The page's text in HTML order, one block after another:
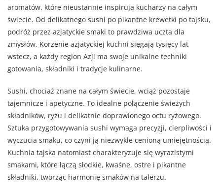
aromatów, które nieustannie inspirują kucharzy na całym
świecie. Od delikatnego sushi po pikantne krewetki po tajsku,
podróż przez azjatyckie smaki to prawdziwa uczta dla
zmysłów. Korzenie azjatyckiej kuchni sięgają tysięcy lat
wstecz, a każdy region Azji ma swoje unikalne techniki
gotowania, składniki i tradycje kulinarne.
Sushi, chociaż znane na całym świecie, wciąż pozostaje
tajemnicze i apetyczne. To idealne połączenie świeżych
składników, ryżu i delikatnie doprawionego octu ryżowego.
Sztuka przygotowywania sushi wymaga precyzji, cierpliwości i
wyczucia smaku, co czyni ją niezwykle cenioną umiejętnością.
Kuchnia tajska natomiast charakteryzuje się wyrazistymi
smakami, które łączą słodkie, kwaśne, ostre i pikantne
składniki, tworząc harmonię smaków na talerzu.